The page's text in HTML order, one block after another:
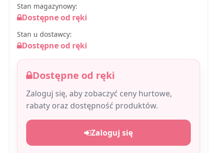
Stan magazynowy:
Dostępne od ręki
Stan u dostawcy:
Dostępne od ręki
Dostępne od ręki
Zaloguj się, aby zobaczyć ceny hurtowe,
rabaty oraz dostępność produktów.
Zaloguj się